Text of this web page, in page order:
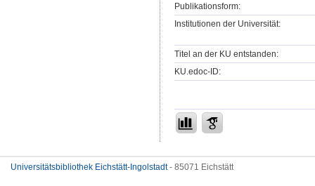
Publikationsform:
Institutionen der Universität:
Titel an der KU entstanden:
KU.edoc-ID:
Universitätsbibliothek Eichstätt-Ingolstadt- 85071 Eichstätt